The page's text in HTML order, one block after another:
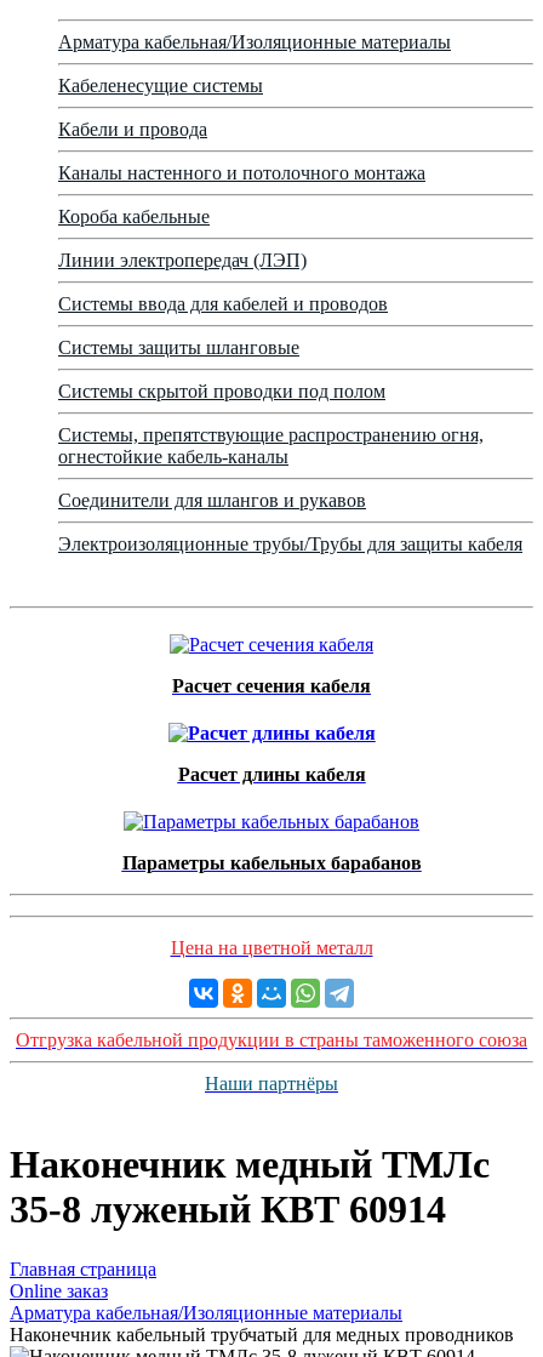
Арматура кабельная/Изоляционные материалы
Кабеленесущие системы
Кабели и провода
Каналы настенного и потолочного монтажа
Короба кабельные
Линии электропередач (ЛЭП)
Системы ввода для кабелей и проводов
Системы защиты шланговые
Системы скрытой проводки под полом
Системы, препятствующие распространению огня,
огнестойкие кабель-каналы
Соединители для шлангов и рукавов
Электроизоляционные трубы/Трубы для защиты кабеля
Расчет сечения кабеля
Расчет длины кабеля
Параметры кабельных барабанов
Цена на цветной металл
Отгрузка кабельной продукции в страны таможенного союза
Наши партнёры
Наконечник медный ТМЛс
35-8 луженый КВТ 60914
Главная страница
Оnline заказ
Арматура кабельная/Изоляционные материалы
Наконечник кабельный трубчатый для медных проводников